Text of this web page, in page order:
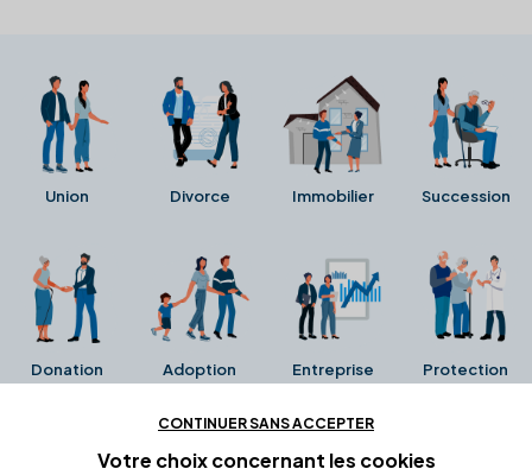
Union Divorce Immobilier Succession
Donation Adoption Entreprise Protection
Ces avis proviennent directement de la fiche Google
CONTINUER SANS ACCEPTER
Votre choix concernant les cookies